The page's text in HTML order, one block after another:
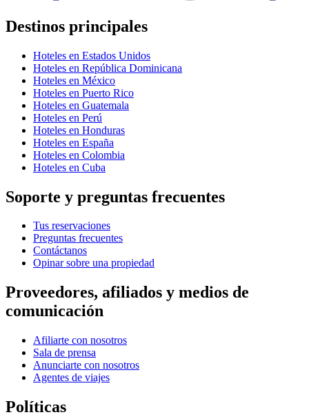
Destinos principales
Hoteles en Estados Unidos
Hoteles en República Dominicana
Hoteles en México
Hoteles en Puerto Rico
Hoteles en Guatemala
Hoteles en Perú
Hoteles en Honduras
Hoteles en España
Hoteles en Colombia
Hoteles en Cuba
Soporte y preguntas frecuentes
Tus reservaciones
Preguntas frecuentes
Contáctanos
Opinar sobre una propiedad
Proveedores, afiliados y medios de
comunicación
Afiliarte con nosotros
Sala de prensa
Anunciarte con nosotros
Agentes de viajes
Políticas